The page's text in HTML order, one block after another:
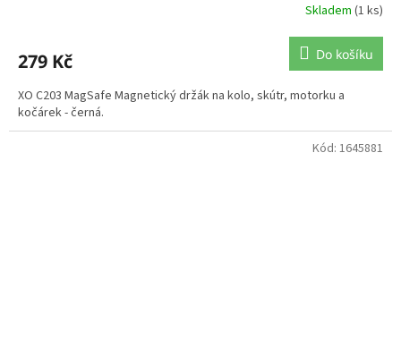
Skladem (1 ks)
279 Kč Do košíku
XO C203 MagSafe Magnetický držák na kolo, skútr, motorku a
kočárek - černá.
Kód: 1645881